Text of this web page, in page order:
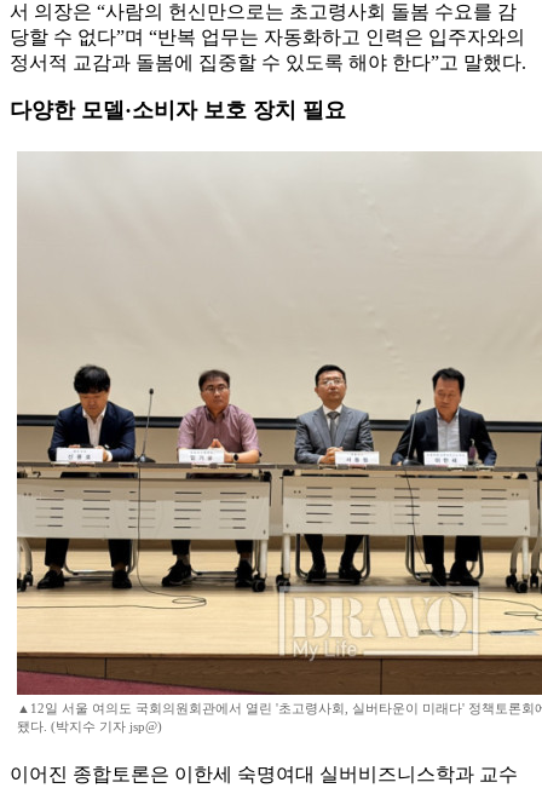
서 의장은 “사람의 헌신만으로는 초고령사회 돌봄 수요를 감
당할 수 없다”며 “반복 업무는 자동화하고 인력은 입주자와의
정서적 교감과 돌봄에 집중할 수 있도록 해야 한다”고 말했다.
다양한 모델·소비자 보호 장치 필요
▲12일 서울 여의도 국회의원회관에서 열린 '초고령사회, 실버타운이 미래다' 정책토론회
됐다. (박지수 기자 jsp@)
이어진 종합토론은 이한세 숙명여대 실버비즈니스학과 교수